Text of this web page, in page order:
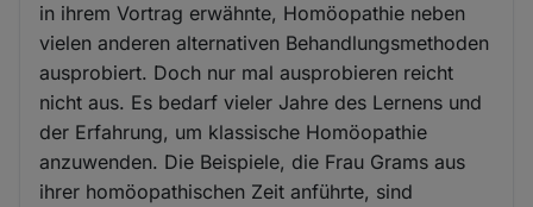
in ihrem Vortrag erwähnte, Homöopathie neben
vielen anderen alternativen Behandlungsmethoden
ausprobiert. Doch nur mal ausprobieren reicht
nicht aus. Es bedarf vieler Jahre des Lernens und
der Erfahrung, um klassische Homöopathie
anzuwenden. Die Beispiele, die Frau Grams aus
ihrer homöopathischen Zeit anführte, sind